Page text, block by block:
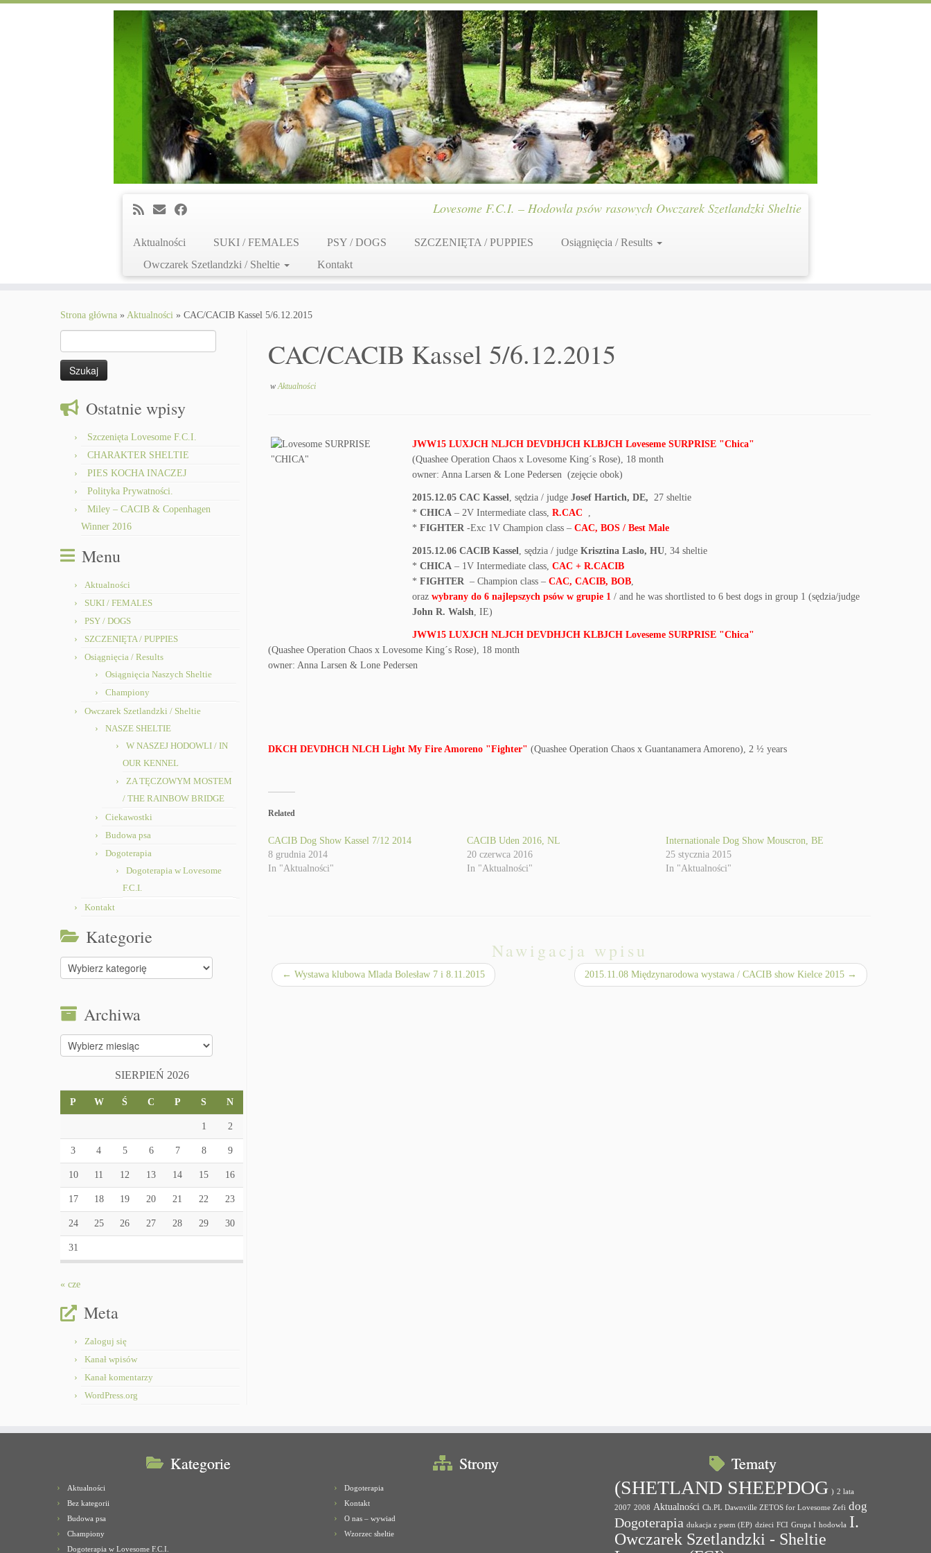
Lovesome F.C.I. – Hodowla psów rasowych Owczarek Szetlandzki Sheltie
Aktualności SUKI / FEMALES PSY / DOGS SZCZENIĘTA / PUPPIES
Osiągnięcia / Results
Owczarek Szetlandzki / Sheltie
Kontakt
Strona główna » Aktualności » CAC/CACIB Kassel 5/6.12.2015
Ostatnie wpisy
Szczenięta Lovesome F.C.I.
CHARAKTER SHELTIE
PIES KOCHA INACZEJ
Polityka Prywatności.
Miley – CACIB & Copenhagen
Winner 2016
Menu
Aktualności
SUKI / FEMALES
PSY / DOGS
SZCZENIĘTA / PUPPIES
Osiągnięcia / Results
Osiągnięcia Naszych Sheltie
Championy
Owczarek Szetlandzki / Sheltie
NASZE SHELTIE
W NASZEJ HODOWLI / IN
OUR KENNEL
ZA TĘCZOWYM MOSTEM
/ THE RAINBOW BRIDGE
Ciekawostki
Budowa psa
Dogoterapia
Dogoterapia w Lovesome
F.C.I.
Kontakt
Kategorie
Kategorie
Archiwa
Archiwa
SIERPIEŃ 2026
P W Ś C P S N
1 2
3 4 5 6 7 8 9
10 11 12 13 14 15 16
17 18 19 20 21 22 23
24 25 26 27 28 29 30
31
« cze
Meta
Zaloguj się
Kanał wpisów
Kanał komentarzy
WordPress.org
CAC/CACIB Kassel 5/6.12.2015
wAktualności
JWW15 LUXJCH NLJCH DEVDHJCH KLBJCH Loveseme SURPRISE "Chica"
(Quashee Operation Chaos x Lovesome King´s Rose), 18 month
owner: Anna Larsen & Lone Pedersen (zejęcie obok)
2015.12.05 CAC Kassel, sędzia / judge Josef Hartich, DE, 27 sheltie
* CHICA – 2V Intermediate class, R.CAC ,
* FIGHTER -Exc 1V Champion class – CAC, BOS / Best Male
2015.12.06 CACIB Kassel, sędzia / judge Krisztina Laslo, HU, 34 sheltie
* CHICA – 1V Intermediate class, CAC + R.CACIB
* FIGHTER – Champion class – CAC, CACIB, BOB,
oraz wybrany do 6 najlepszych psów w grupie 1 / and he was shortlisted to 6 best dogs in group 1 (sędzia/judge
John R. Walsh, IE)
JWW15 LUXJCH NLJCH DEVDHJCH KLBJCH Loveseme SURPRISE "Chica"
(Quashee Operation Chaos x Lovesome King´s Rose), 18 month
owner: Anna Larsen & Lone Pedersen
DKCH DEVDHCH NLCH Light My Fire Amoreno "Fighter" (Quashee Operation Chaos x Guantanamera Amoreno), 2 ½ years
Related
CACIB Dog Show Kassel 7/12 2014
8 grudnia 2014
In "Aktualności"
CACIB Uden 2016, NL
20 czerwca 2016
In "Aktualności"
Internationale Dog Show Mouscron, BE
25 stycznia 2015
In "Aktualności"
Nawigacja wpisu
← Wystawa klubowa Mlada Bolesław 7 i 8.11.2015 2015.11.08 Międzynarodowa wystawa / CACIB show Kielce 2015 →
Kategorie
Aktualności
Bez kategorii
Budowa psa
Championy
Dogoterapia w Lovesome F.C.I.
Strony
Dogoterapia
Kontakt
O nas – wywiad
Wzorzec sheltie
Tematy
(SHETLAND SHEEPDOG ) 2 lata
2007 2008 Aktualności Ch.PL Dawnville ZETOS for Lovesome Zefi dog
Dogoterapia dukacja z psem (EP) dzieci FCI Grupa I hodowla I.
Owczarek Szetlandzki - Sheltie